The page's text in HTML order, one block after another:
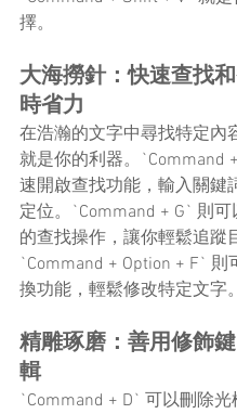
擇。
大海撈針：快速查找
時省力
在浩瀚的文字中尋找特定內
就是你的利器。`Command
速開啟查找功能，輸入關鍵
定位。`Command + G` 則
的查找操作，讓你輕鬆追蹤
`Command + Option + F` 則
換功能，輕鬆修改特定文字。
精雕琢磨：善用修飾
輯
`Command + D` 可以刪除